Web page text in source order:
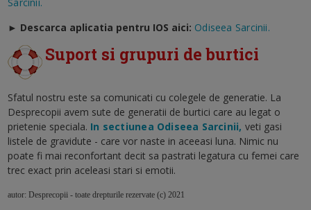
► Descarca aplicatia pentru IOS aici: Odiseea Sarcinii.
Suport si grupuri de burtici
Sfatul nostru este sa comunicati cu colegele de generatie. La
Desprecopii avem sute de generatii de burtici care au legat o
prietenie speciala. In sectiunea Odiseea Sarcinii, veti gasi
listele de gravidute - care vor naste in aceeasi luna. Nimic nu
poate fi mai reconfortant decit sa pastrati legatura cu femei care
trec exact prin aceleasi stari si emotii.
autor: Desprecopii - toate drepturile rezervate (c) 2021